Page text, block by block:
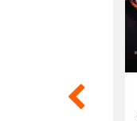
أجدد الأفلام